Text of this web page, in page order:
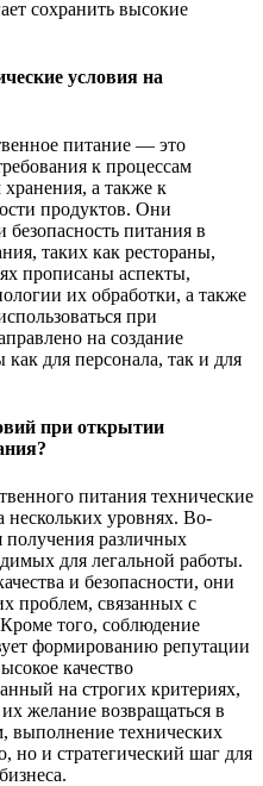
сохранить высокие
условия на
питание — это
к процессам
а также к
продуктов. Они
безопасность питания в
таких как рестораны,
прописаны аспекты,
их обработки, а также
при
на создание
для персонала, так и для
при открытии
питания технические
уровнях. Во-
получения различных
для легальной работы.
и безопасности, они
проблем, связанных с
того, соблюдение
формированию репутации
качество
на строгих критериях,
желание возвращаться в
выполнение технических
но и стратегический шаг для